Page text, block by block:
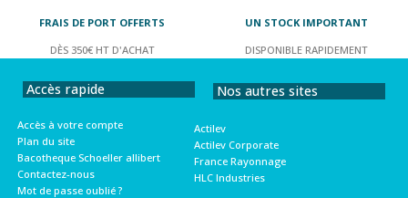
FRAIS DE PORT OFFERTS
DÈS 350€ HT D'ACHAT
UN STOCK IMPORTANT
DISPONIBLE RAPIDEMENT
Accès rapide
Accès à votre compte
Plan du site
Bacotheque Schoeller allibert
Contactez-nous
Mot de passe oublié ?
Nos autres sites
Actilev
Actilev Corporate
France Rayonnage
HLC Industries